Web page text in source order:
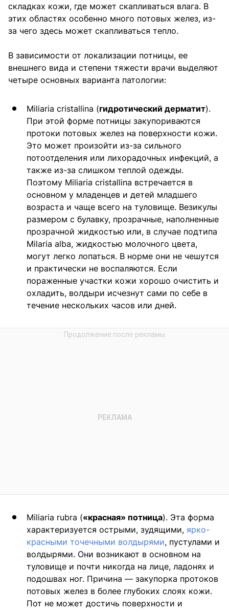
складках кожи, где может скапливаться влага. В
этих областях особенно много потовых желез, из-
за чего здесь может скапливаться тепло.
В зависимости от локализации потницы, ее
внешнего вида и степени тяжести врачи выделяют
четыре основных варианта патологии:
Miliaria cristallina (гидротический дерматит).
При этой форме потницы закупориваются
протоки потовых желез на поверхности кожи.
Это может произойти из-за сильного
потоотделения или лихорадочных инфекций, а
также из-за слишком теплой одежды.
Поэтому Miliaria cristallina встречается в
основном у младенцев и детей младшего
возраста и чаще всего на туловище. Везикулы
размером с булавку, прозрачные, наполненные
прозрачной жидкостью или, в случае подтипа
Milaria alba, жидкостью молочного цвета,
могут легко лопаться. В норме они не чешутся
и практически не воспаляются. Если
пораженные участки кожи хорошо очистить и
охладить, волдыри исчезнут сами по себе в
течение нескольких часов или дней.
Miliaria rubra («красная» потница). Эта форма
характеризуется острыми, зудящими, ярко-
красными точечными волдырями, пустулами и
волдырями. Они возникают в основном на
туловище и почти никогда на лице, ладонях и
подошвах ног. Причина — закупорка протоков
потовых желез в более глубоких слоях кожи.
Пот не может достичь поверхности и